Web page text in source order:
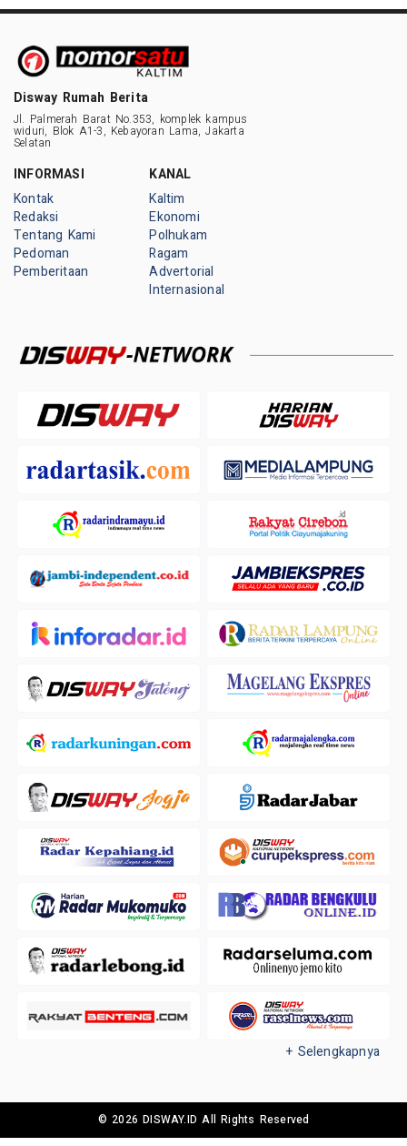
Disway Rumah Berita
Jl. Palmerah Barat No.353, komplek kampus
widuri, Blok A1-3, Kebayoran Lama, Jakarta
Selatan
INFORMASI
Kontak
Redaksi
Tentang Kami
Pedoman
Pemberitaan
KANAL
Kaltim
Ekonomi
Polhukam
Ragam
Advertorial
Internasional
+ Selengkapnya
© 2026 DISWAY.ID All Rights Reserved